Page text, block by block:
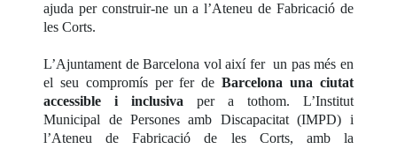
ajuda per construir-ne un a l’Ateneu de Fabricació de
les Corts.
L’Ajuntament de Barcelona vol així fer un pas més en
el seu compromís per fer deBarcelona una ciutat
accessible i inclusiva per a tothom. L’Institut
Municipal de Persones amb Discapacitat (IMPD) i
l’Ateneu de Fabricació de les Corts, amb la